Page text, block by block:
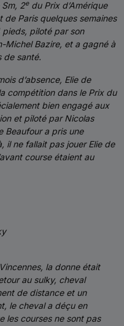
Sm, 2edu Prix d’Amérique
Paris quelques semaines
piloté par son
Michel Bazire, et a gagné à
de santé.
d’absence, Elie de
compétition dans le Prix du
bien engagé aux
et piloté par Nicolas
Beaufour a pris une
il ne fallait pas jouer Elie de
course étaient au
la donne était
au sulky, cheval
de distance et un
le cheval a déçu en
les courses ne sont pas